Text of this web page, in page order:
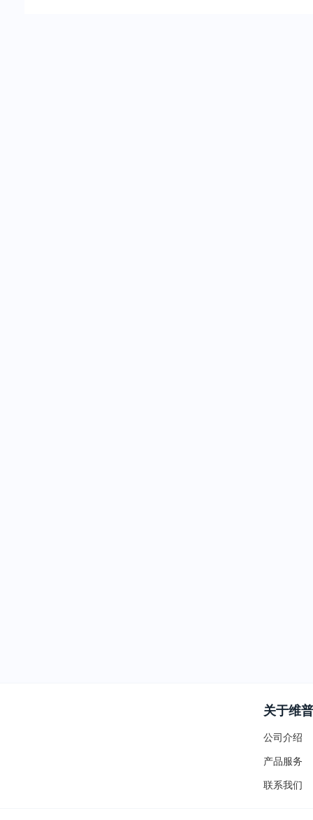
关于维普
公司介绍
产品服务
联系我们